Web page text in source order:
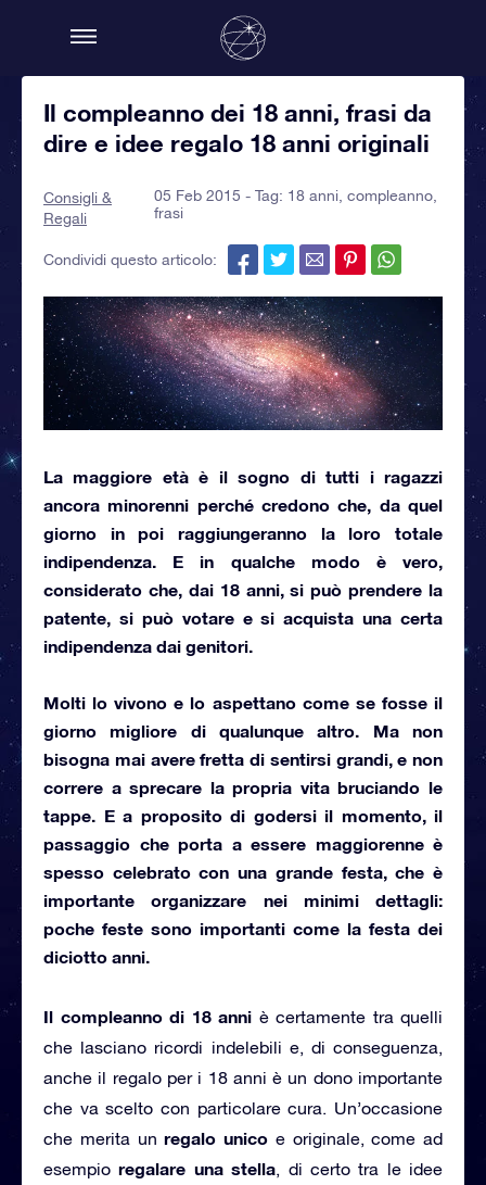
Il compleanno dei 18 anni, frasi da
dire e idee regalo 18 anni originali
Consigli &
Regali
05 Feb 2015 - Tag: 18 anni ,compleanno
frasi
Condividi questo articolo:
La maggiore etàè il sogno di tutti i ragazzi
ancora minorenni perché credono che, da quel
giorno in poi raggiungeranno la loro totale
indipendenza. E in qualche modo è vero,
considerato che, dai 18 anni, si può prendere la
patente, si può votare e si acquista una certa
indipendenza dai genitori.
Molti lo vivono e lo aspettano come se fosse il
giorno migliore di qualunque altro. Ma non
bisogna mai avere fretta di sentirsi grandi, e non
correre a sprecare la propria vita bruciando le
tappe. E a proposito di godersi il momento, il
passaggio che porta a essere maggiorenne è
spesso celebrato con una grande festa, che è
importante organizzare nei minimi dettagli:
poche feste sono importanti come la festa dei
diciotto anni.
Il compleanno di 18 anni è certamente tra quelli
che lasciano ricordi indelebili e, di conseguenza,
anche il regalo per i 18 anni è un dono importante
che va scelto con particolare cura. Un’occasione
che merita unregalo unico e originale, come ad
esempioregalare una stella, di certo tra le idee